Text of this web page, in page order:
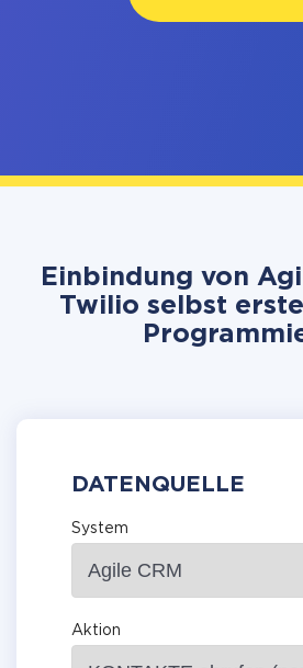
Einbindung von
Twilio selbst
DATENQUELLE
System
Aktion